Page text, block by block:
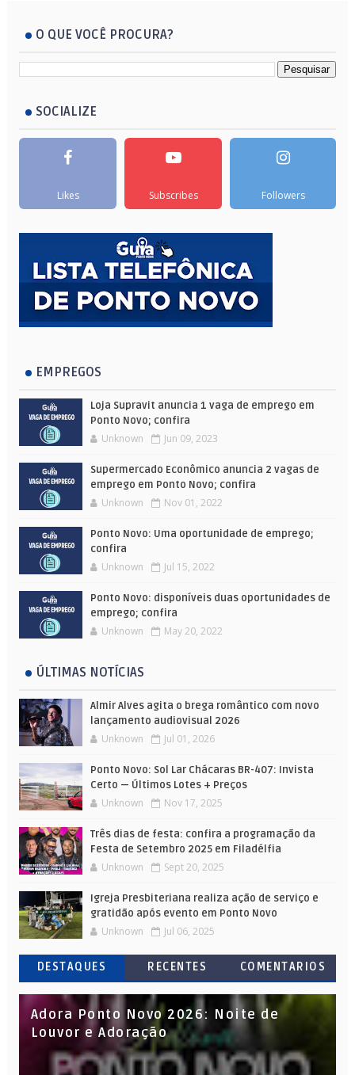
O QUE VOCÊ PROCURA?
SOCIALIZE
Likes Subscribes Followers
EMPREGOS
Loja Supravit anuncia 1 vaga de emprego em
Ponto Novo; confira
Unknown Jun 09, 2023
Supermercado Econômico anuncia 2 vagas de
emprego em Ponto Novo; confira
Unknown Nov 01, 2022
Ponto Novo: Uma oportunidade de emprego;
confira
Unknown Jul 15, 2022
Ponto Novo: disponíveis duas oportunidades de
emprego; confira
Unknown May 20, 2022
ÚLTIMAS NOTÍCIAS
Almir Alves agita o brega romântico com novo
lançamento audiovisual 2026
Unknown Jul 01, 2026
Ponto Novo: Sol Lar Chácaras BR-407: Invista
Certo — Últimos Lotes + Preços
Unknown Nov 17, 2025
Três dias de festa: confira a programação da
Festa de Setembro 2025 em Filadélfia
Unknown Sept 20, 2025
Igreja Presbiteriana realiza ação de serviço e
gratidão após evento em Ponto Novo
Unknown Jul 06, 2025
DESTAQUES RECENTES COMENTARIOS
Adora Ponto Novo 2026: Noite de
Louvor e Adoração